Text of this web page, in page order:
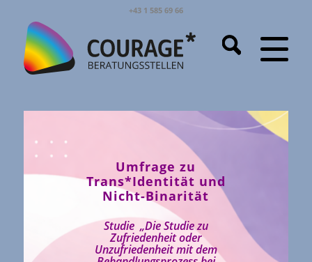
+43 1 585 69 66
Umfrage zu
Trans*Identität und
Nicht-Binarität
Studie „Die Studie zu
Zufriedenheit oder
Unzufriedenheit mit dem